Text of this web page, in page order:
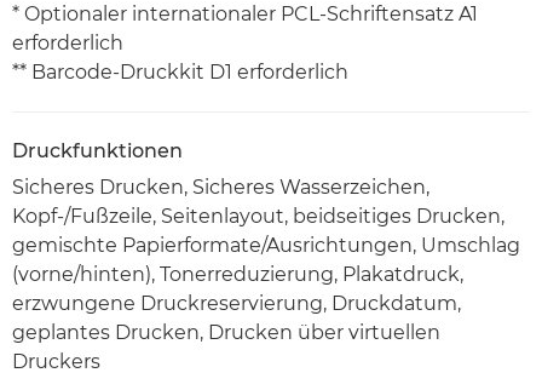
* Optionaler internationaler PCL-Schriftensatz A1
erforderlich
** Barcode-Druckkit D1 erforderlich
Druckfunktionen
Sicheres Drucken, Sicheres Wasserzeichen,
Kopf-/Fußzeile, Seitenlayout, beidseitiges Drucken,
gemischte Papierformate/Ausrichtungen, Umschlag
(vorne/hinten), Tonerreduzierung, Plakatdruck,
erzwungene Druckreservierung, Druckdatum,
geplantes Drucken, Drucken über virtuellen
Druckers